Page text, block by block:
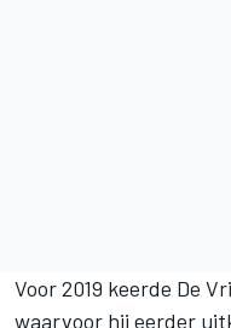
Voor 2019 keerde De
waarvoor hij eerder